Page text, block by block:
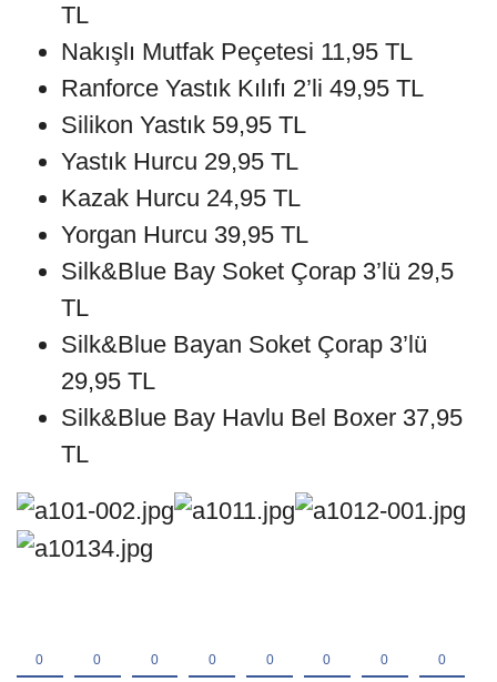
TL
Nakışlı Mutfak Peçetesi 11,95 TL
Ranforce Yastık Kılıfı 2’li 49,95 TL
Silikon Yastık 59,95 TL
Yastık Hurcu 29,95 TL
Kazak Hurcu 24,95 TL
Yorgan Hurcu 39,95 TL
Silk&Blue Bay Soket Çorap 3’lü 29,5
TL
Silk&Blue Bayan Soket Çorap 3’lü
29,95 TL
Silk&Blue Bay Havlu Bel Boxer 37,95
TL